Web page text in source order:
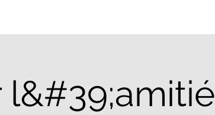
l&#39;amitié